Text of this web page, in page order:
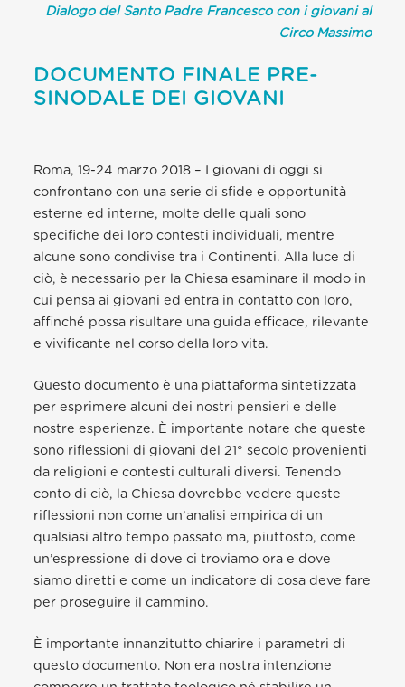
Dialogo del Santo Padre Francesco con i giovani al
Circo Massimo
DOCUMENTO FINALE PRE-
SINODALE DEI GIOVANI
Roma, 19-24 marzo 2018 –
I giovani di oggi si
confrontano con una serie di sfide e opportunità
esterne ed interne, molte delle quali sono
specifiche dei loro contesti individuali, mentre
alcune sono condivise tra i Continenti. Alla luce di
ciò, è necessario per la Chiesa esaminare il modo in
cui pensa ai giovani ed entra in contatto con loro,
affinché possa risultare una guida efficace, rilevante
e vivificante nel corso della loro vita.
Questo documento è una piattaforma sintetizzata
per esprimere alcuni dei nostri pensieri e delle
nostre esperienze. È importante notare che queste
sono riflessioni di giovani del 21° secolo provenienti
da religioni e contesti culturali diversi. Tenendo
conto di ciò, la Chiesa dovrebbe vedere queste
riflessioni non come un’analisi empirica di un
qualsiasi altro tempo passato ma, piuttosto, come
un’espressione di dove ci troviamo ora e dove
siamo diretti e come un indicatore di cosa deve fare
per proseguire il cammino.
È importante innanzitutto chiarire i parametri di
questo documento. Non era nostra intenzione